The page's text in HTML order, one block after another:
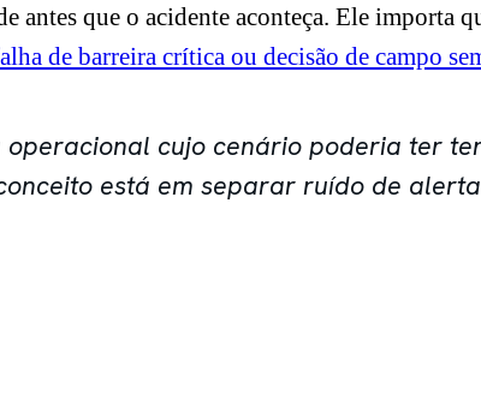
que o acidente aconteça. Ele importa
de barreira crítica ou decisão de campo
cujo cenário poderia ter
está em separar ruído de